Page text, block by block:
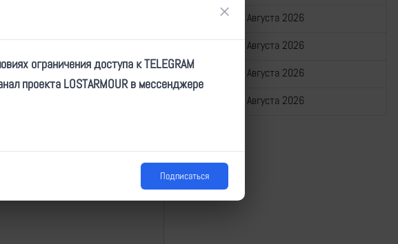
Сводка за 06 Августа 2026
Сводка за 05 Августа 2026
Сводка за 04 Августа 2026
Сводка за 03 Августа 2026
×
ограничения доступа к TELEGRAM
проекта LOSTARMOUR в мессенджере
Подписаться